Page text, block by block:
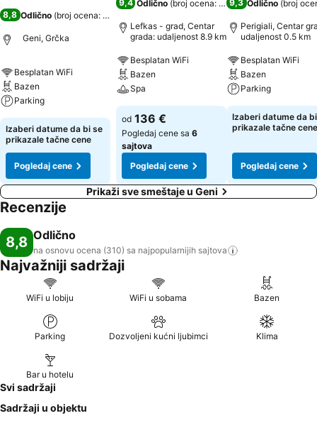
8,8 Odlično (broj ocena: 310
Geni, Grčka
Besplatan WiFi
Bazen
Parking
Izaberi datume da bi se
prikazale tačne cene
Pogledaj cene
9,4 Odlično (broj ocena: 2.367)
Lefkas - grad, Centar
grada: udaljenost 8.9 km
Besplatan WiFi
Bazen
Spa
od 136 €
Pogledaj cene sa 6
sajtova
Pogledaj cene
9,3 Odlično (broj
Perigiali, Centar
udaljenost 0.5 km
Besplatan WiFi
Bazen
Parking
Izaberi datume da
prikazale tačne cene
Pogledaj cene
Prikaži sve smeštaje u Geni
Recenzije
8,8 Odlično
na osnovu ocena (310) sa najpopularnijih sajtova
Najvažniji sadržaji
WiFi u lobiju WiFi u sobama Bazen
Parking Dozvoljeni kućni ljubimci Klima
Bar u hotelu
Svi sadržaji
Sadržaji u objektu